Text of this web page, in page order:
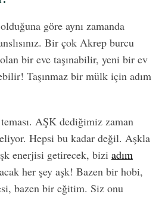
göre aynı zamanda
Bir çok Akrep burcu
bir eve taşınabilir, yeni bir ev
Taşınmaz bir mülk için adım
AŞK dediğimiz zaman
Hepsi bu kadar değil. Aşkla
enerjisi getirecek, bizi adım
her şey aşk! Bazen bir hobi,
bazen bir eğitim. Siz onu